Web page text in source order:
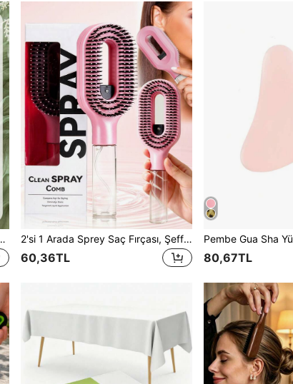
Rustik Masa Koşucusu, Parti, İlk Komünyon, Nişan Masa Ortası Süsü, 24/16/10/6/1 Adet 2'si 1 Arada Sprey Saç Fırçası, Şeffaf Beyaz Dahili Su Tanklı Sprey Tarak, Yumuşak ve Esnek Kıllar, Kıvırcık, Düz ve Dalgalı Saçlar İçin Düğümleri Açan ve Nemlendiren, Kadınlar ve Kızlar İçin Saç Şekillendirme Seyahat Aleti, Okula Dönüş Yaz Saç Aksesuarı Hediyesi
60,36TL 80,67TL